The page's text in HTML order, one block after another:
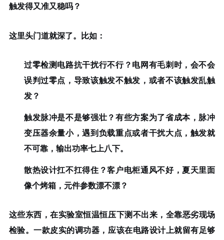
触发得又准又稳吗？
这里头门道就深了。比如：
过零检测电路抗干扰行不行？电网有毛刺时，会不会
误判过零点，导致该触发不触发，或者不该触发乱触
发？
触发脉冲是不是够强壮 ？有些方案为了省成本，脉冲
变压器余量小，遇到负载重点或者干扰大点，触发就
不可靠，输出功率七上八下。
散热设计扛不扛得住 ？客户电柜通风不好，夏天里面
像个烤箱，元件参数漂不漂？
这些东西，在实验室恒温恒压下测不出来，全靠恶劣现场
检验。一款皮实的调功器，应该在电路设计上就留有足够